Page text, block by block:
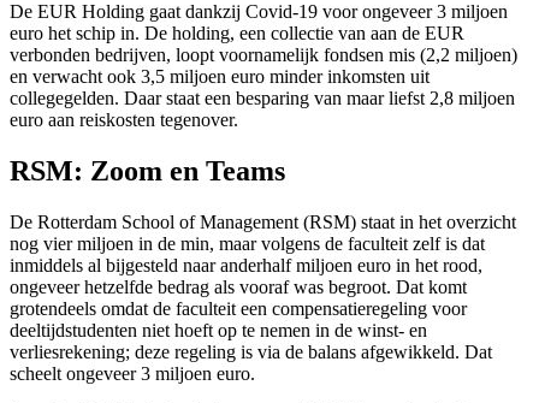
De EUR Holding gaat dankzij Covid-19 voor ongeveer 3 miljoen
euro het schip in. De holding, een collectie van aan de EUR
verbonden bedrijven, loopt voornamelijk fondsen mis (2,2 miljoen)
en verwacht ook 3,5 miljoen euro minder inkomsten uit
collegegelden. Daar staat een besparing van maar liefst 2,8 miljoen
euro aan reiskosten tegenover.
RSM: Zoom en Teams
De Rotterdam School of Management (RSM) staat in het overzicht
nog vier miljoen in de min, maar volgens de faculteit zelf is dat
inmiddels al bijgesteld naar anderhalf miljoen euro in het rood,
ongeveer hetzelfde bedrag als vooraf was begroot. Dat komt
grotendeels omdat de faculteit een compensatieregeling voor
deeltijdstudenten niet hoeft op te nemen in de winst- en
verliesrekening; deze regeling is via de balans afgewikkeld. Dat
scheelt ongeveer 3 miljoen euro.